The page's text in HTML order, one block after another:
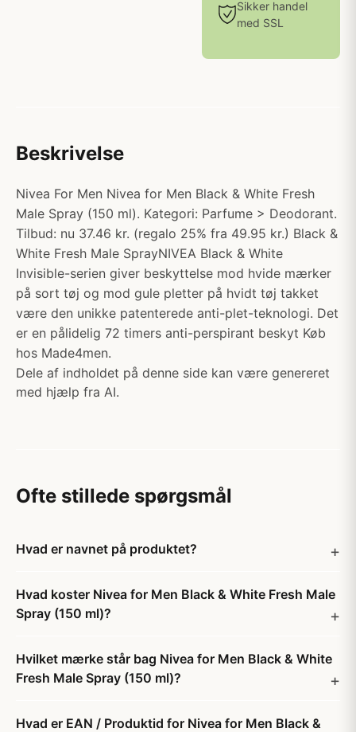
Sikker handel
med SSL
Beskrivelse
Nivea For Men Nivea for Men Black & White Fresh
Male Spray (150 ml). Kategori: Parfume > Deodorant.
Tilbud: nu 37.46 kr. (regalo 25% fra 49.95 kr.) Black &
White Fresh Male SprayNIVEA Black & White
Invisible-serien giver beskyttelse mod hvide mærker
på sort tøj og mod gule pletter på hvidt tøj takket
være den unikke patenterede anti-plet-teknologi. Det
er en pålidelig 72 timers anti-perspirant beskyt Køb
hos Made4men.
Dele af indholdet på denne side kan være genereret
med hjælp fra AI.
Ofte stillede spørgsmål
Hvad er navnet på produktet?
Hvad koster Nivea for Men Black & White Fresh Male
Spray (150 ml)?
Hvilket mærke står bag Nivea for Men Black & White
Fresh Male Spray (150 ml)?
Hvad er EAN / Produktid for Nivea for Men Black &